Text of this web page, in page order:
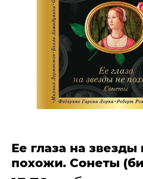
Ее глаза на звезды
похожи. Сонеты